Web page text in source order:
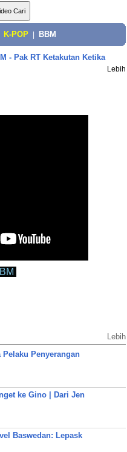
K-POP BBM
- Pak RT Ketakutan Ketika
Lebih
Lebih
Pelaku Penyerangan
ke Gino | Dari Jen
Baswedan: Lepask